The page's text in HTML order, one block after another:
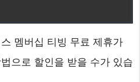
멤버십 티빙 무료 제휴가
으로 할인을 받을 수가 있습